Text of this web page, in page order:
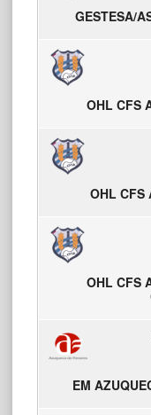
GESTESA/
OHL CFS
OHL CFS
OHL CFS
EM